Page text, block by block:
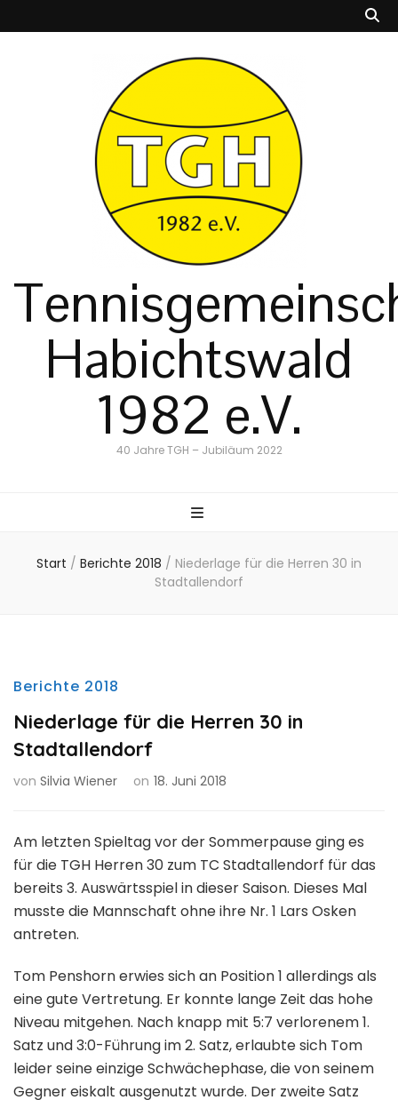
Habichtswald
1982 e.V.
40 Jahre TGH – Jubiläum 2022
Start / Berichte 2018 / Niederlage für die Herren 30 in
Stadtallendorf
Berichte 2018
Niederlage für die Herren 30 in
Stadtallendorf
von Silvia Wiener on 18. Juni 2018
Am letzten Spieltag vor der Sommerpause ging es
für die TGH Herren 30 zum TC Stadtallendorf für das
bereits 3. Auswärtsspiel in dieser Saison. Dieses Mal
musste die Mannschaft ohne ihre Nr. 1 Lars Osken
antreten.
Tom Penshorn erwies sich an Position 1 allerdings als
eine gute Vertretung. Er konnte lange Zeit das hohe
Niveau mitgehen. Nach knapp mit 5:7 verlorenem 1.
Satz und 3:0-Führung im 2. Satz, erlaubte sich Tom
leider seine einzige Schwächephase, die von seinem
Gegner eiskalt ausgenutzt wurde. Der zweite Satz